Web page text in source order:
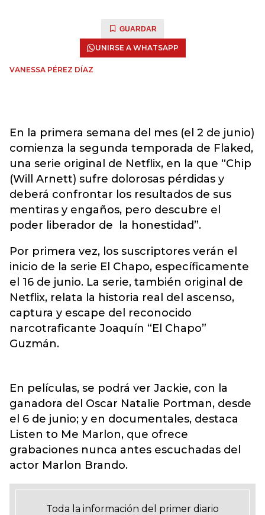
GUARDAR
UNIRSE A WHATSAPP
VANESSA PÉREZ DÍAZ
En la primera semana del mes (el 2 de junio)
comienza la segunda temporada de Flaked,
una serie original de Netflix, en la que “Chip
(Will Arnett) sufre dolorosas pérdidas y
deberá confrontar los resultados de sus
mentiras y engaños, pero descubre el
poder liberador de la honestidad”.
Por primera vez, los suscriptores verán el
inicio de la serie El Chapo, específicamente
el 16 de junio. La serie, también original de
Netflix, relata la historia real del ascenso,
captura y escape del reconocido
narcotraficante Joaquín “El Chapo”
Guzmán.
En películas, se podrá ver Jackie, con la
ganadora del Oscar Natalie Portman, desde
el 6 de junio; y en documentales, destaca
Listen to Me Marlon, que ofrece
grabaciones nunca antes escuchadas del
actor Marlon Brando.
Toda la información del primer diario